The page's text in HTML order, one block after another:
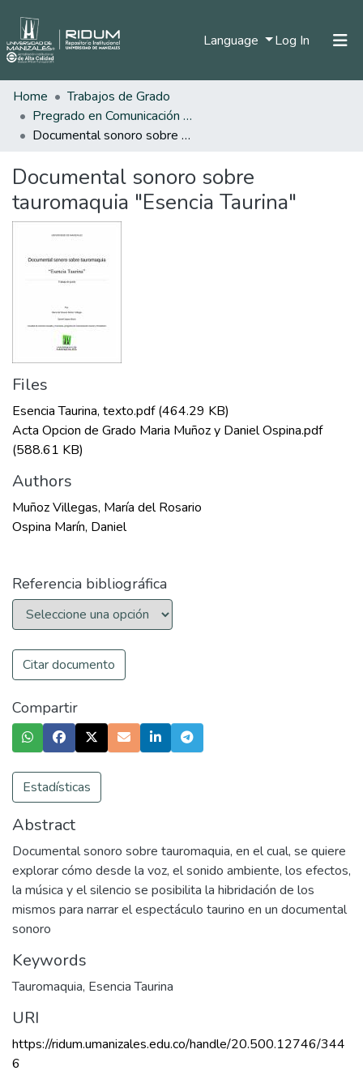
Language Log In (current)
Home
Trabajos de Grado
Pregrado en Comunicación Social y Periodismo
Documental sonoro sobre tauromaquia "Esencia Taurina"
Documental sonoro sobre
tauromaquia "Esencia Taurina"
Files
Esencia Taurina, texto.pdf(464.29 KB)
Acta Opcion de Grado Maria Muñoz y Daniel Ospina.pdf
(588.61 KB)
Authors
Muñoz Villegas, María del Rosario
Ospina Marín, Daniel
Referencia bibliográfica
Citar documento
Compartir
Estadísticas
Abstract
Documental sonoro sobre tauromaquia, en el cual, se quiere
explorar cómo desde la voz, el sonido ambiente, los efectos,
la música y el silencio se posibilita la hibridación de los
mismos para narrar el espectáculo taurino en un documental
sonoro
Keywords
Tauromaquia, Esencia Taurina
URI
https://ridum.umanizales.edu.co/handle/20.500.12746/344
6